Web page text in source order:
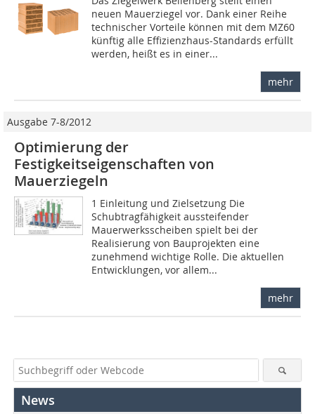
neuen Mauerziegel vor. Dank einer Reihe
technischer Vorteile können mit dem MZ60
künftig alle Effizienzhaus-Standards erfüllt
werden, heißt es in einer...
mehr
Ausgabe 7-8/2012
Optimierung der
Festigkeitseigenschaften von
Mauerziegeln
1 Einleitung und Zielsetzung Die
Schubtragfähigkeit aussteifender
Mauerwerksscheiben spielt bei der
Realisierung von Bauprojekten eine
zunehmend wichtige Rolle. Die aktuellen
Entwicklungen, vor allem...
mehr
News